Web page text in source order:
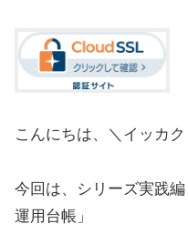
こんにちは、＼イッカ
今回は、シリーズ実践
運用台帳」